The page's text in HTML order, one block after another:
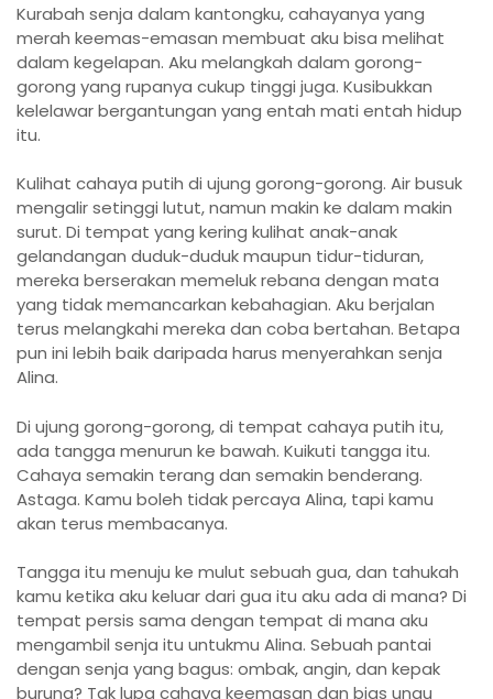
Kurabah senja dalam kantongku, cahayanya yang
merah keemas-emasan membuat aku bisa melihat
dalam kegelapan. Aku melangkah dalam gorong-
gorong yang rupanya cukup tinggi juga. Kusibukkan
kelelawar bergantungan yang entah mati entah hidup
itu.
Kulihat cahaya putih di ujung gorong-gorong. Air busuk
mengalir setinggi lutut, namun makin ke dalam makin
surut. Di tempat yang kering kulihat anak-anak
gelandangan duduk-duduk maupun tidur-tiduran,
mereka berserakan memeluk rebana dengan mata
yang tidak memancarkan kebahagian. Aku berjalan
terus melangkahi mereka dan coba bertahan. Betapa
pun ini lebih baik daripada harus menyerahkan senja
Alina.
Di ujung gorong-gorong, di tempat cahaya putih itu,
ada tangga menurun ke bawah. Kuikuti tangga itu.
Cahaya semakin terang dan semakin benderang.
Astaga. Kamu boleh tidak percaya Alina, tapi kamu
akan terus membacanya.
Tangga itu menuju ke mulut sebuah gua, dan tahukah
kamu ketika aku keluar dari gua itu aku ada di mana? Di
tempat persis sama dengan tempat di mana aku
mengambil senja itu untukmu Alina. Sebuah pantai
dengan senja yang bagus: ombak, angin, dan kepak
burung? Tak lupa cahaya keemasan dan bias ungu